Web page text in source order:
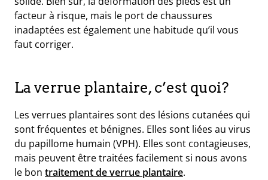
facteur à risque, mais le port de chaussures
inadaptées est également une habitude qu’il vous
faut corriger.
La verrue plantaire, c’est quoi?
Les verrues plantaires sont des lésions cutanées qui
sont fréquentes et bénignes. Elles sont liées au virus
du papillome humain (VPH). Elles sont contagieuses,
mais peuvent être traitées facilement si nous avons
le bon traitement de verrue plantaire.